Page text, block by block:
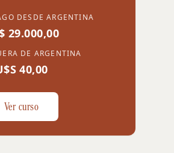
DESDE ARGENTINA
29.000,00
DE ARGENTINA
40,00
Ver curso